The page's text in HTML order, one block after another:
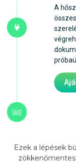
A
Ezek a lépések